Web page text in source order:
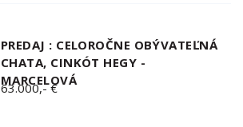
PREDAJ : CELOROČNE OBÝVATEĽNÁ
CHATA, CINKÓT HEGY -
MARCELOVÁ
63.000,- €